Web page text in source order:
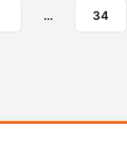
… 34